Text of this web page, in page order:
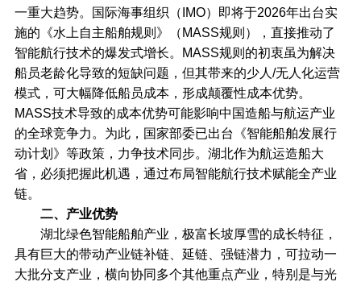
一重大趋势。国际海事组织（IMO）即将于2026年出台实
施的《水上自主船舶规则》（MASS规则），直接推动了
智能航行技术的爆发式增长。MASS规则的初衷虽为解决
船员老龄化导致的短缺问题，但其带来的少人/无人化运营
模式，可大幅降低船员成本，形成颠覆性成本优势。
MASS技术导致的成本优势可能影响中国造船与航运产业
的全球竞争力。为此，国家部委已出台《智能船舶发展行
动计划》等政策，力争技术同步。湖北作为航运造船大
省，必须把握此机遇，通过布局智能航行技术赋能全产业
链。
二、产业优势
湖北绿色智能船舶产业，极富长坡厚雪的成长特征，
具有巨大的带动产业链补链、延链、强链潜力，可拉动一
大批分支产业，横向协同多个其他重点产业，特别是与光